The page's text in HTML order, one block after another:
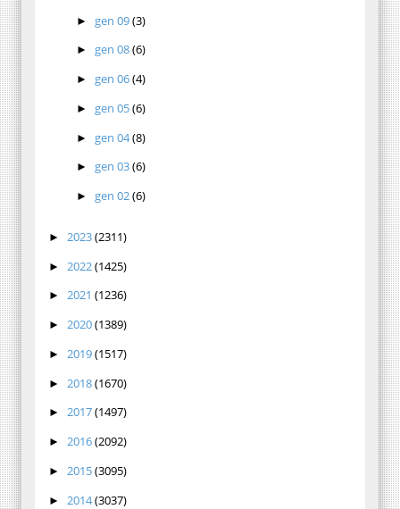
► gen 09(3)
► gen 08(6)
► gen 06(4)
► gen 05(6)
► gen 04(8)
► gen 03(6)
► gen 02(6)
► 2023(2311)
► 2022(1425)
► 2021 (1236)
► 2020(1389)
► 2019(1517)
► 2018(1670)
► 2017(1497)
► 2016(2092)
► 2015(3095)
► 2014(3037)